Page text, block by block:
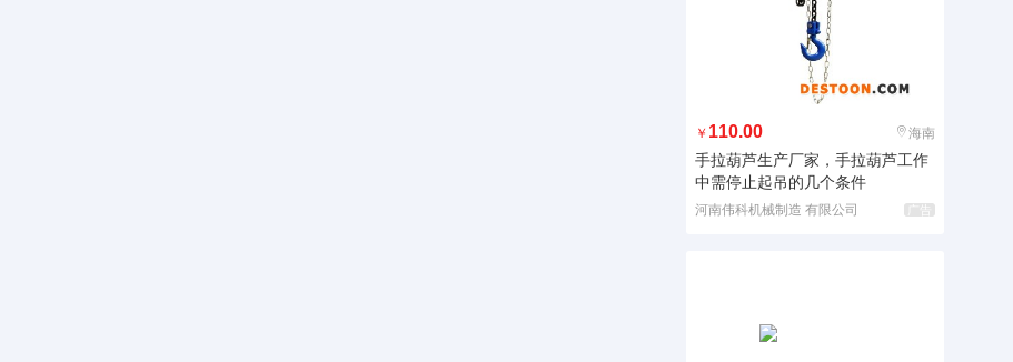
￥ 110.00 海南
手拉葫芦生产厂家，手拉葫芦工作
中需停止起吊的几个条件
河南伟科机械制造 有限公司 广告